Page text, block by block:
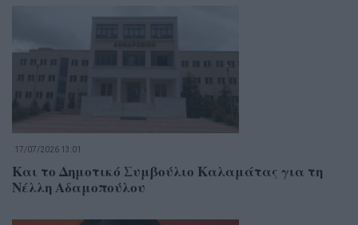
17/07/2026 13:01
Και το Δημοτικό Συμβούλιο Καλαμάτας για τη
Νέλλη Αδαμοπούλου